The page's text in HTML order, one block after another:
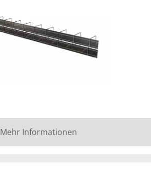
Mehr Informationen